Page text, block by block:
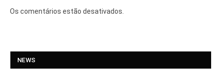
Os comentários estão desativados.
NEWS